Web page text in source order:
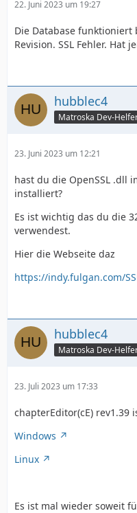
*
22. Juni 2023 um 19:27
Die Database
Revision. SSL Fehler. Hat
hubblec4
Matroska Dev-
23. Juni 2023 um 12:21
hast du die OpenSSL .dll
installiert?
Es ist wichtig das du die
verwendest.
Hier die Webseite daz
https://indy.fulgan.com/
hubblec4
Matroska Dev-
23. Juli 2023 um 17:33
chapterEditor(cE) rev1.39
Windows
Linux
Es ist mal wieder soweit